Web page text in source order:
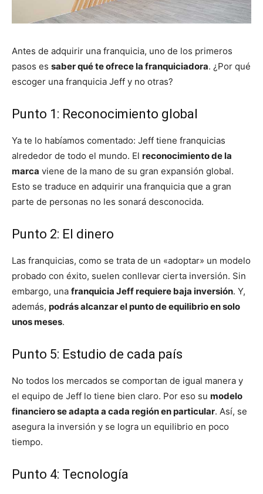
Antes de adquirir una franquicia, uno de los primeros
pasos es saber qué te ofrece la franquiciadora. ¿Por qué
escoger una franquicia Jeff y no otras?
Punto 1: Reconocimiento global
Ya te lo habíamos comentado: Jeff tiene franquicias
alrededor de todo el mundo. El reconocimiento de la
marca viene de la mano de su gran expansión global.
Esto se traduce en adquirir una franquicia que a gran
parte de personas no les sonará desconocida.
Punto 2: El dinero
Las franquicias, como se trata de un «adoptar» un modelo
probado con éxito, suelen conllevar cierta inversión. Sin
embargo, una franquicia Jeff requiere baja inversión. Y,
además, podrás alcanzar el punto de equilibrio en solo
unos meses.
Punto 5: Estudio de cada país
No todos los mercados se comportan de igual manera y
el equipo de Jeff lo tiene bien claro. Por eso su modelo
financiero se adapta a cada región en particular. Así, se
asegura la inversión y se logra un equilibrio en poco
tiempo.
Punto 4: Tecnología